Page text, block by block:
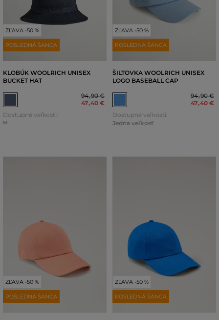
ZĽAVA -50 %
POSLEDNÁ ŠANCA
KLOBÚK WOOLRICH UNISEX
BUCKET HAT
94,90 €
47,40 €
Dostupné veľkosti:
M
ZĽAVA -50 %
POSLEDNÁ ŠANCA
ŠILTOVKA WOOLRICH UNISEX
LOGO BASEBALL CAP
94,90 €
47,40 €
Dostupné veľkosti:
Jedna veľkosť
ZĽAVA -50 %
POSLEDNÁ ŠANCA
ZĽAVA -50 %
POSLEDNÁ ŠANCA